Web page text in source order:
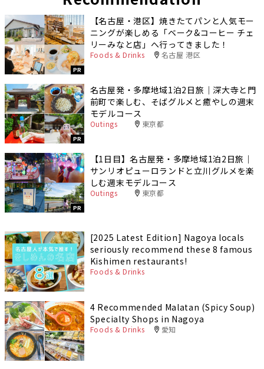
PR
【名古屋・港区】焼きたてパンと人気モー
ニングが楽しめる「ベーク&コーヒー チェ
リーみなと店」へ行ってきました！
Foods & Drinks 名古屋 港区
PR
名古屋発・多摩地域1泊2日旅｜深大寺と門
前町で楽しむ、そばグルメと癒やしの週末
モデルコース
Outings 東京都
PR
【1日目】名古屋発・多摩地域1泊2日旅｜
サンリオピューロランドと立川グルメを楽
しむ週末モデルコース
Outings 東京都
[2025 Latest Edition] Nagoya locals
seriously recommend these 8 famous
Kishimen restaurants!
Foods & Drinks
4 Recommended Malatan (Spicy Soup)
Specialty Shops in Nagoya
Foods & Drinks 愛知